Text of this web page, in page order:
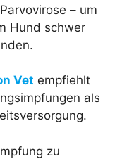
– um
Hund schwer
Vet empfiehlt
als
zu